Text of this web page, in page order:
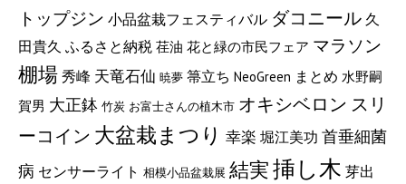
トップジン 小品盆栽フェスティバル ダコニール 久
田貴久 ふるさと納税 荏油 花と緑の市民フェア マラソン
棚場 秀峰 天竜石仙 暁夢 箒立ち NeoGreen まとめ 水野嗣
賀男 大正鉢 竹炭 お富士さんの植木市 オキシベロン スリ
ーコイン 大盆栽まつり 幸楽 堀江美功 首垂細菌
病 センサーライト 相模小品盆栽展 結実挿し木 芽出